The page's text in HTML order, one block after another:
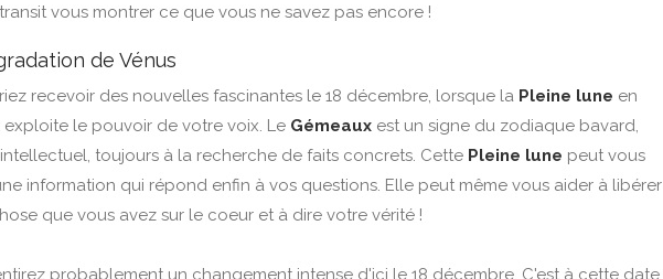
vous montrer ce que vous ne savez pas encore !
de Vénus
recevoir des nouvelles fascinantes le 18 décembre, lorsque la Pleine lune en
exploite le pouvoir de votre voix. Le Gémeaux est un signe du zodiaque bavard,
toujours à la recherche de faits concrets. Cette Pleine lune peut vous
information qui répond enfin à vos questions. Elle peut même vous aider à libérer
que vous avez sur le coeur et à dire votre vérité !
probablement un changement intense d'ici le 18 décembre. C'est à cette date